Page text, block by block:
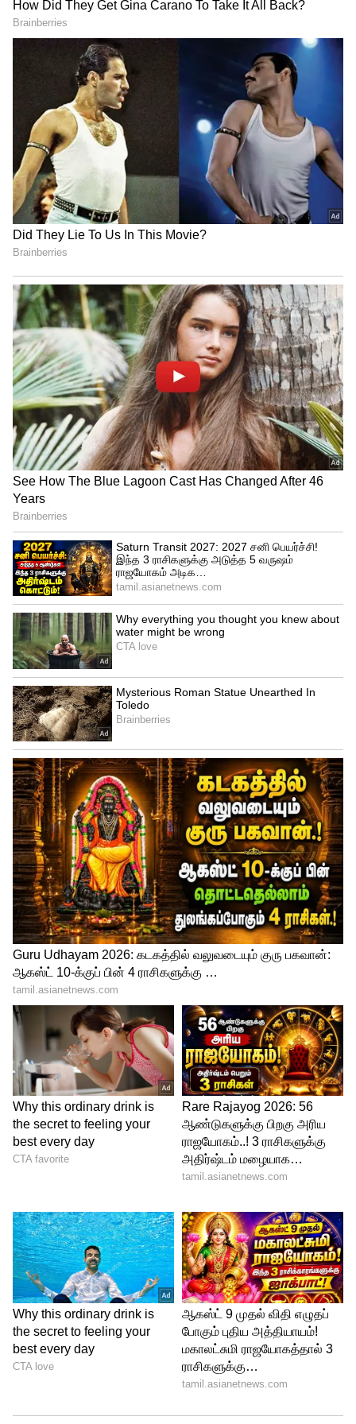
துரத்தி செல்வது போலவும், அவர்களிடம்
தர்ஷினி சிக்கிக் கொள்வது போலவும்
காட்டப்படுகிறது. பின்னர் பயந்து
எழுந்துவிடுகிறார் ஜனனி.
Related Articles
Ethirneechal Thodargiradhu : ஈஸ்வரியால்
ஜெயிலுக்கு போகும் ஜனனி? போலீஸ்
விசாரணையில் நடந்த ட்விஸ்ட்
Ethirneechal Thodargiradhu : ஹவுஸ்
அரெஸ்ட் செய்யப்பட்ட ஜனனி... மயங்கி
3
5
Image Credit :Youtube/suntv
ஜனனி கண்ட கெட்ட கனவு
அதன்பின்னர் சக்தியிடம், தர்ஷினிக்கு
எதாவது ஆயிடுமோனு பயமா இருக்கு என
சொல்லி ஃபீல் பண்ணுகிறார் ஜனனி.
அவரை கூல்டவுன் பண்ணும் சக்தி, நீ
படுத்து தூங்கு நாளைக்கு காலையில நான்
தர்ஷினியோட காலேஜுக்கு போய்
அவளோட ஃபிரெண்ட்ஸ் கிட்ட
விசாரிக்கிறேன் என சொல்கிறார். மறுநாள்
சக்தி, தர்ஷினியின் காலேஜுக்கு கிளம்பும்
போது, ரூமை விட்டு வெளியே வரும்
ஈஸ்வரி மயக்கம் போட்டு விழுகிறார்.
இதைப்பார்த்து பதறிப்போன சக்தி,
முகத்தில் தண்ணீர் தெளித்து எழுப்புகிறார்.
அதன்பின்னர் அவருக்கு சாப்பாடு
கொடுத்ததும் இயல்பு நிலைக்கு
திரும்புகிறார்.